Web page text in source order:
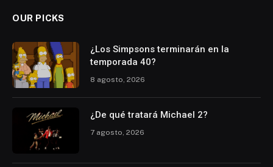
OUR PICKS
¿Los Simpsons terminarán en la
temporada 40?
8 agosto, 2026
¿De qué tratará Michael 2?
7 agosto, 2026